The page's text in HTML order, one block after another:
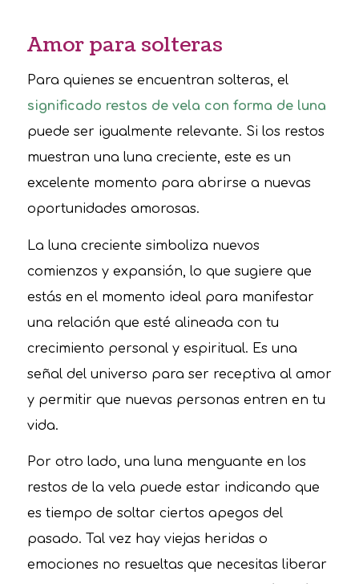
Amor para solteras
Para quienes se encuentran solteras, el
significado restos de vela con forma de luna
puede ser igualmente relevante. Si los restos
muestran una luna creciente, este es un
excelente momento para abrirse a nuevas
oportunidades amorosas.
La luna creciente simboliza nuevos
comienzos y expansión, lo que sugiere que
estás en el momento ideal para manifestar
una relación que esté alineada con tu
crecimiento personal y espiritual. Es una
señal del universo para ser receptiva al amor
y permitir que nuevas personas entren en tu
vida.
Por otro lado, una luna menguante en los
restos de la vela puede estar indicando que
es tiempo de soltar ciertos apegos del
pasado. Tal vez hay viejas heridas o
emociones no resueltas que necesitas liberar